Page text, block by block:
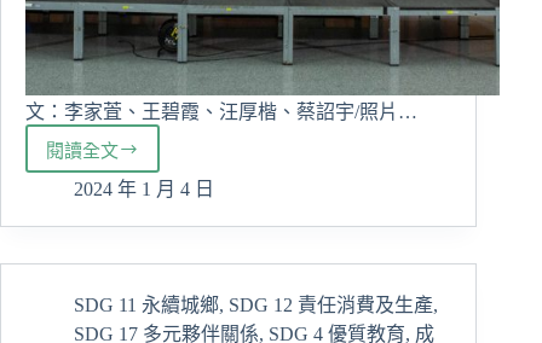
文：李家萓、王碧霞、汪厚楷、蔡詔宇/照片…
閱讀全文
慈
大
畢
“泉
2024 年 1 月 4 日
SDG 11 永續城鄉, SDG 12 責任消費及生產,
SDG 17 多元夥伴關係, SDG 4 優質教育, 成